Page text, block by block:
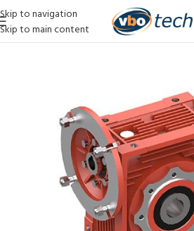
Skip to navigation
Skip to main content